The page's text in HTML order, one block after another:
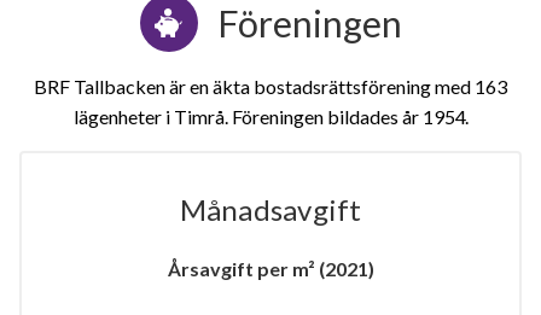
Föreningen
BRF Tallbacken är en äkta bostadsrättsförening med 163
lägenheter i Timrå. Föreningen bildades år 1954
Månadsavgift
Årsavgift per m² (2021)